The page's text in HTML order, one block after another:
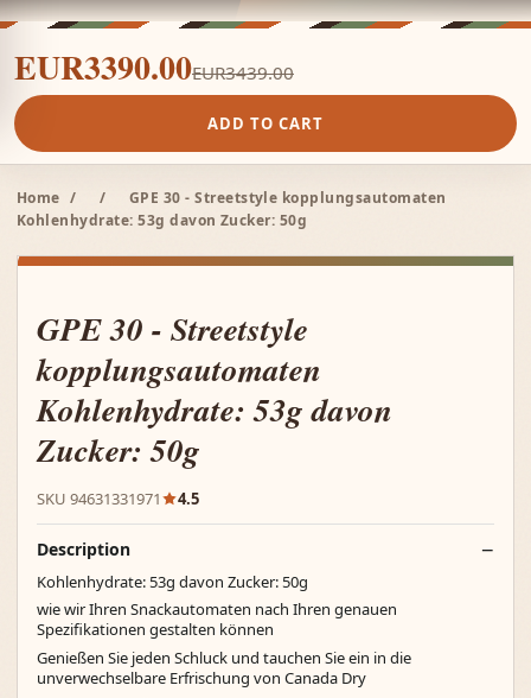
EUR3390.00EUR3439.00
ADD TO CART
Home / /
GPE 30 - Streetstyle kopplungsautomaten
Kohlenhydrate: 53g davon Zucker: 50g
GPE 30 - Streetstyle
kopplungsautomaten
Kohlenhydrate: 53g davon
Zucker: 50g
SKU 94631331971 4.5
Description
Kohlenhydrate: 53g davon Zucker: 50g
wie wir Ihren Snackautomaten nach Ihren genauen
Spezifikationen gestalten können
Genießen Sie jeden Schluck und tauchen Sie ein in die
unverwechselbare Erfrischung von Canada Dry